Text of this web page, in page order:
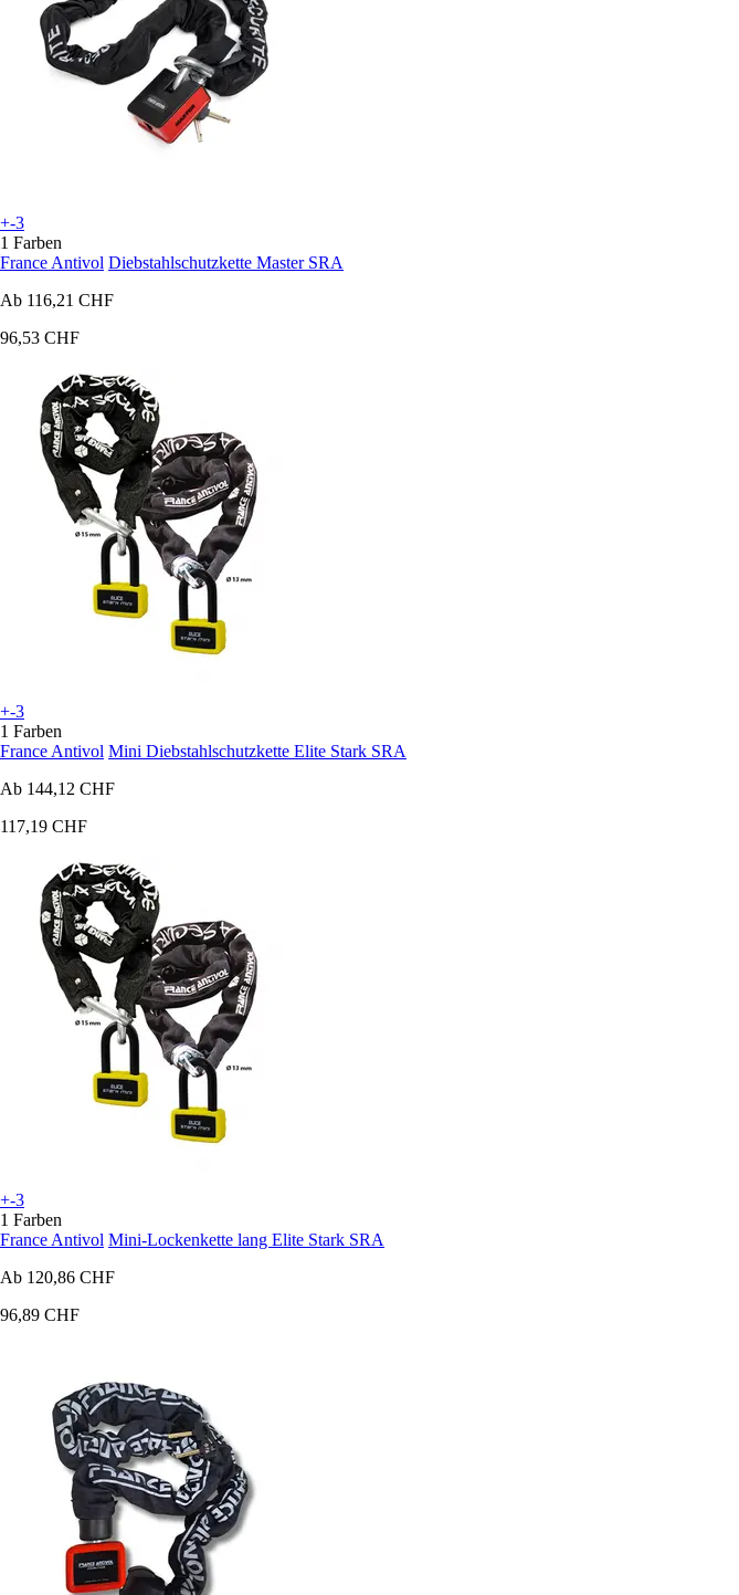
+-3
1 Farben
France Antivol Diebstahlschutzkette Master SRA
Ab 116,21 CHF
96,53 CHF
+-3
1 Farben
France Antivol Mini Diebstahlschutzkette Elite Stark SRA
Ab 144,12 CHF
117,19 CHF
+-3
1 Farben
France Antivol Mini-Lockenkette lang Elite Stark SRA
Ab 120,86 CHF
96,89 CHF